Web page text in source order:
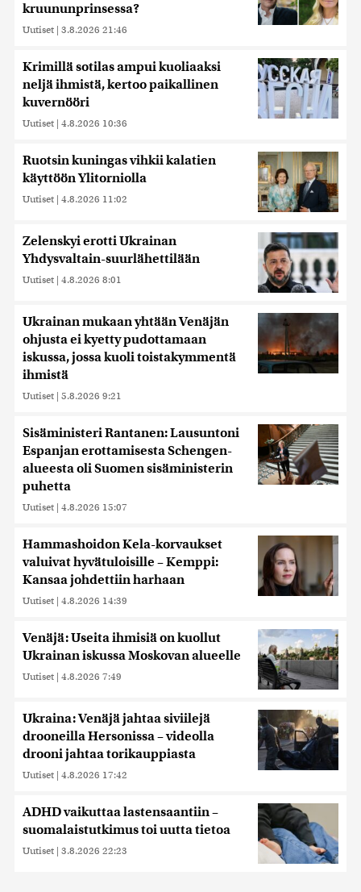
kruununprinsessa?
Uutiset | 3.8.2026 21:46
Krimillä sotilas ampui kuoliaaksi
neljä ihmistä, kertoo paikallinen
kuvernööri
Uutiset | 4.8.2026 10:36
Ruotsin kuningas vihkii kalatien
käyttöön Ylitorniolla
Uutiset | 4.8.2026 11:02
Zelenskyi erotti Ukrainan
Yhdysvaltain-suurlähettilään
Uutiset | 4.8.2026 8:01
Ukrainan mukaan yhtään Venäjän
ohjusta ei kyetty pudottamaan
iskussa, jossa kuoli toistakymmentä
ihmistä
Uutiset | 5.8.2026 9:21
Sisäministeri Rantanen: Lausuntoni
Espanjan erottamisesta Schengen-
alueesta oli Suomen sisäministerin
puhetta
Uutiset | 4.8.2026 15:07
Hammashoidon Kela-korvaukset
valuivat hyvätuloisille – Kemppi:
Kansaa johdettiin harhaan
Uutiset | 4.8.2026 14:39
Venäjä: Useita ihmisiä on kuollut
Ukrainan iskussa Moskovan alueelle
Uutiset | 4.8.2026 7:49
Ukraina: Venäjä jahtaa siviilejä
drooneilla Hersonissa – videolla
drooni jahtaa torikauppiasta
Uutiset | 4.8.2026 17:42
ADHD vaikuttaa lastensaantiin –
suomalaistutkimus toi uutta tietoa
Uutiset | 3.8.2026 22:23